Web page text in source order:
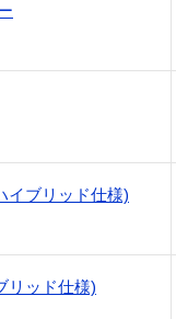
イブリッド仕様)
リッド仕様)